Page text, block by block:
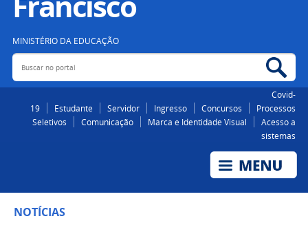
MINISTÉRIO DA EDUCAÇÃO
Buscar no portal
Covid-
19
Estudante Servidor Ingresso Concursos
Processos
Seletivos
Comunicação Marca e Identidade Visual
Acesso a
sistemas
NOTÍCIAS